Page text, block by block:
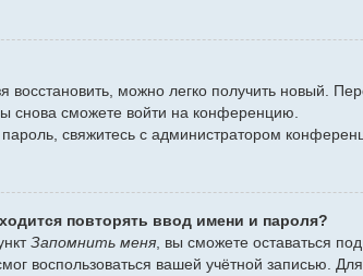
восстановить, можно легко получить новый.
снова сможете войти на конференцию.
свяжитесь с администратором
повторять ввод имени и пароля?
Запомнить меня , вы сможете оставаться
воспользоваться вашей учётной записью.